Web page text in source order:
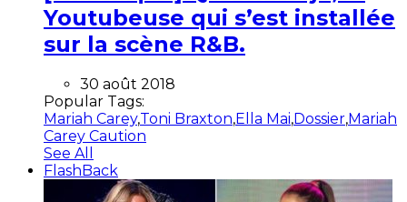
Youtubeuse qui s’est installée
sur la scène R&B.
30 août 2018
Popular Tags:
Mariah Carey,Toni Braxton,Ella Mai,Dossier,Mariah
Carey Caution
See All
FlashBack